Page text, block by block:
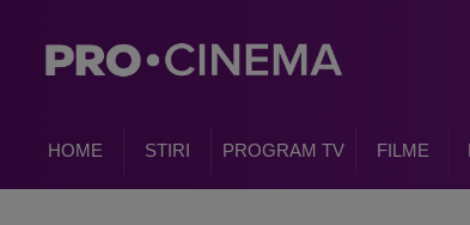
HOME STIRI PROGRAM TV FILME